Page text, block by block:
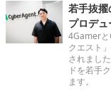
若手抜
プロデ
4Gamer
クエスト
されまし
ドを若手
ます。